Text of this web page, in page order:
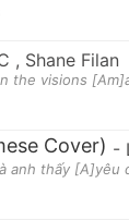
, Shane Filan
the visions
Cover) -
anh thấy